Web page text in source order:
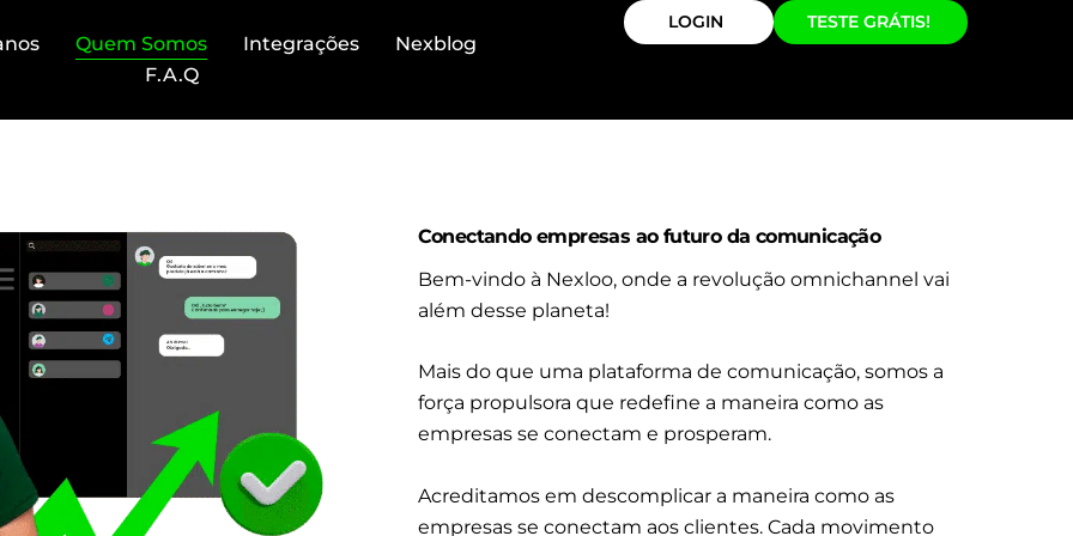
Quem Somos Integrações
Nexblog
F.A.Q
LOGIN TESTE GRÁTIS!
Conectando empresas ao futuro da comunicação
Bem-vindo à Nexloo, onde a revolução omnichannel vai
além desse planeta!
Mais do que uma plataforma de comunicação, somos a
força propulsora que redefine a maneira como as
empresas se conectam e prosperam.
Acreditamos em descomplicar a maneira como as
empresas se conectam aos clientes. Cada movimento